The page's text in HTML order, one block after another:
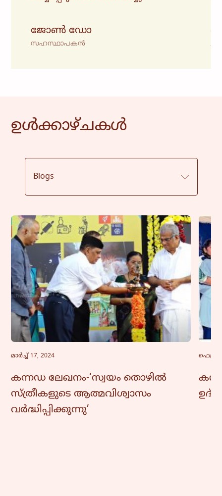
ജോൺ ഡോ
സഹസ്ഥാപകൻ
ഉൾക്കാഴ്ചകൾ
Blogs
മാർച്ച്‌ 17, 2024
കന്നഡ ലേഖനം-‘സ്വയം തൊഴിൽ
സ്ത്രീകളുടെ ആത്മവിശ്വാസം
വർദ്ധിപ്പിക്കുന്നു’